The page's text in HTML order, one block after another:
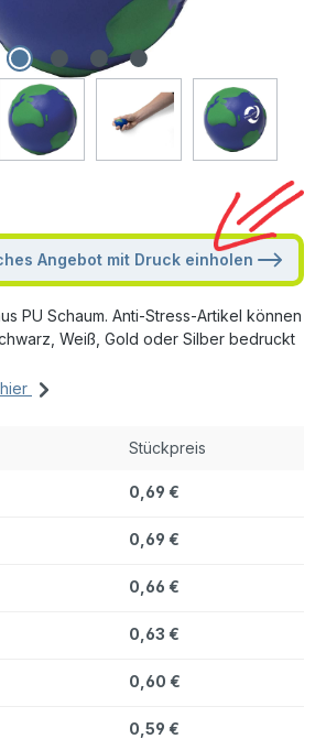
Angebot mit Druck einholen
PU Schaum. Anti-Stress-Artikel können
Weiß, Gold oder Silber bedruckt
Stückpreis
0,69 €
0,69 €
0,66 €
0,63 €
0,60 €
0,59 €